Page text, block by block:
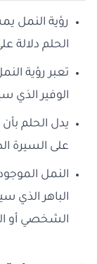
رؤية النمل
الحلم دلالة
تعبر رؤية
الوفير الذي
يدل الحلم
على السيرة
النمل
الباهر الذي
الشخصي أو